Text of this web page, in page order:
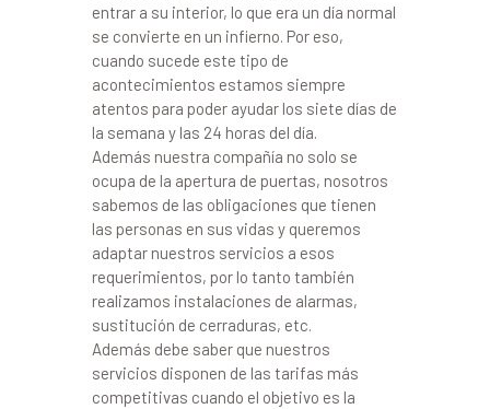
entrar a su interior, lo que era un día normal
se convierte en un infierno. Por eso,
cuando sucede este tipo de
acontecimientos estamos siempre
atentos para poder ayudar los siete días de
la semana y las 24 horas del día.
Además nuestra compañía no solo se
ocupa de la apertura de puertas, nosotros
sabemos de las obligaciones que tienen
las personas en sus vidas y queremos
adaptar nuestros servicios a esos
requerimientos, por lo tanto también
realizamos instalaciones de alarmas,
sustitución de cerraduras, etc.
Además debe saber que nuestros
servicios disponen de las tarifas más
competitivas cuando el objetivo es la